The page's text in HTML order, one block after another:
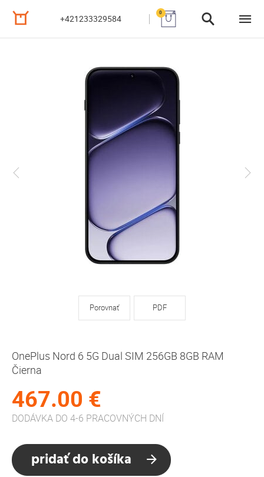
+421233329584
0
Porovnať PDF
OnePlus Nord 6 5G Dual SIM 256GB 8GB RAM
Čierna
467.00 €
DODÁVKA DO 4-6 PRACOVNÝCH DNÍ
pridať do košíka